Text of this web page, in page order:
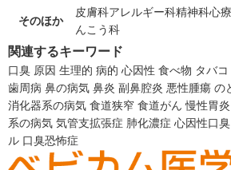
そのほか
皮膚科アレルギー科精神科心
んこう科
関連するキーワード
口臭 原因 生理的 病的 心因性 食べ物 タバコ
歯周病 鼻の病気 鼻炎 副鼻腔炎 悪性腫瘍 の
消化器系の病気 食道狭窄 食道がん 慢性胃炎
系の病気 気管支拡張症 肺化濃症 心因性口臭
ル 口臭恐怖症